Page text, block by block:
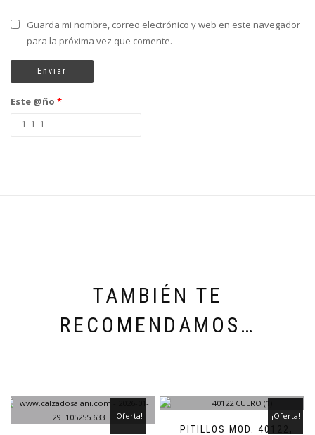
Guarda mi nombre, correo electrónico y web en este navegador
para la próxima vez que comente.
Este @ño *
TAMBIÉN TE
RECOMENDAMOS…
¡Oferta!
PITILLOS MOD. 40122,
¡Oferta!